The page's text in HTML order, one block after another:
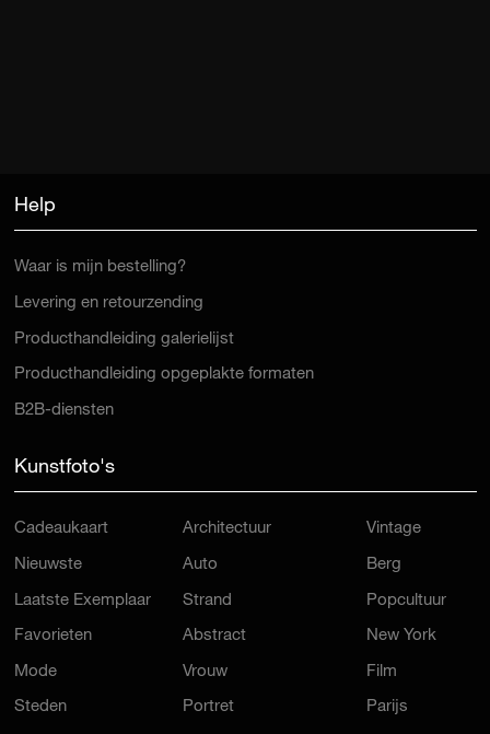
Help
Waar is mijn bestelling?
Levering en retourzending
Producthandleiding galerielijst
Producthandleiding opgeplakte formaten
B2B-diensten
Kunstfoto's
Cadeaukaart
Nieuwste
Laatste Exemplaar
Favorieten
Mode
Steden
Architectuur
Auto
Strand
Abstract
Vrouw
Portret
Vintage
Berg
Popcultuur
New York
Film
Parijs